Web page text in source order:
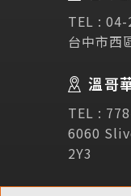
TEL : 04-
台中市西
溫哥
TEL :
6060
2Y3